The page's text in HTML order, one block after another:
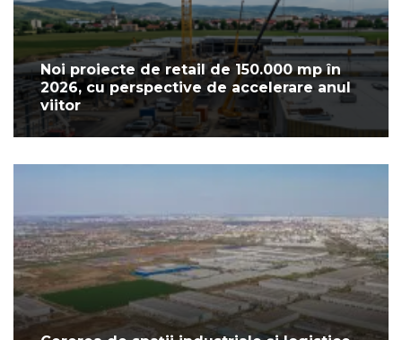
Noi proiecte de retail de 150.000 mp în
2026, cu perspective de accelerare anul
viitor